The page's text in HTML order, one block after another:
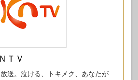
ＴＶ
送。泣ける、トキメク、あなたが